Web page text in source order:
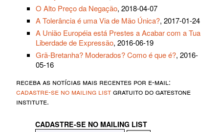
O Alto Preço da Negação, 2018-04-07
A Tolerância é uma Via de Mão Única?, 2017-01-24
A União Européia está Prestes a Acabar com a Tua
Liberdade de Expressão, 2016-06-19
Grã-Bretanha? Moderados? Como é que é?, 2016-
05-16
receba as notícias mais recentes por e-mail:
cadastre-se no mailing listgratuito do gatestone
institute.
CADASTRE-SE NO MAILING LIST